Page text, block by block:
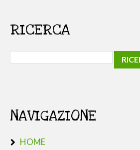
RICERCA
NAVIGAZIONE
HOME